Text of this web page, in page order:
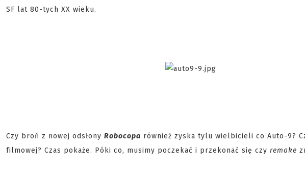
SF lat 80-tych XX wieku.
Czy broń z nowej odsłony Robocopa również zyska tylu wielbicieli co Auto-9?
filmowej? Czas pokaże. Póki co, musimy poczekać i przekonać się czy remake